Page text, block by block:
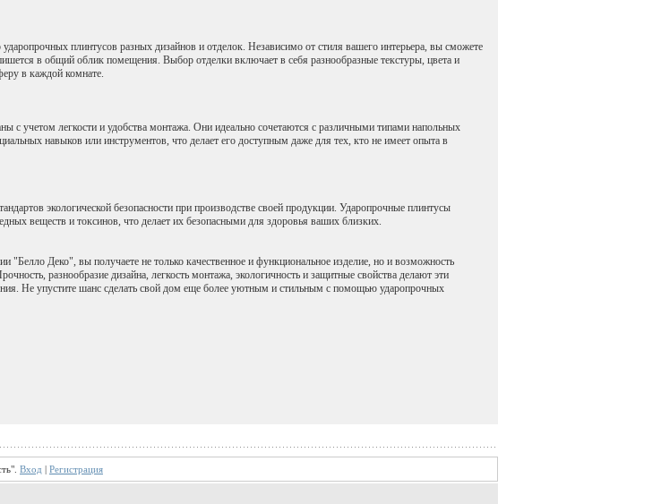
плинтусов разных дизайнов и отделок. Независимо от стиля вашего интерьера, вы сможете
в общий облик помещения. Выбор отделки включает в себя разнообразные текстуры, цвета и
в каждой комнате.
с учетом легкости и удобства монтажа. Они идеально сочетаются с различными типами напольных
навыков или инструментов, что делает его доступным даже для тех, кто не имеет опыта в
экологической безопасности при производстве своей продукции. Ударопрочные плинтусы
веществ и токсинов, что делает их безопасными для здоровья ваших близких.
"Белло Деко", вы получаете не только качественное и функциональное изделие, но и возможность
разнообразие дизайна, легкость монтажа, экологичность и защитные свойства делают эти
Не упустите шанс сделать свой дом еще более уютным и стильным с помощью ударопрочных
Вход | Регистрация